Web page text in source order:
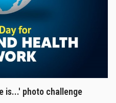
is...' photo challenge